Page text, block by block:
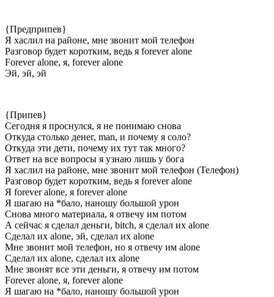
{Предприпев}
Я хаслил на районе, мне звонит мой телефон
Разговор будет коротким, ведь я forever alone
Forever alone, я, forever alone
Эй, эй, эй
{Припев}
Сегодня я проснулся, я не понимаю снова
Откуда столько денег, man, и почему я соло?
Откуда эти дети, почему их тут так много?
Ответ на все вопросы я узнаю лишь у бога
Я хаслил на районе, мне звонит мой телефон (Телефон)
Разговор будет коротким, ведь я forever alone
Я forever alone, я forever alone
Я шагаю на *бало, наношу большой урон
Снова много материала, я отвечу им потом
А сейчас я сделал деньги, bitch, я сделал их alone
Сделал их alone, эй, сделал их alone
Мне звонит мой телефон, но я отвечу им alone
Сделал их alone, сделал их alone
Мне звонят все эти деньги, я отвечу им потом
Forever alone, я, forever alone
Я шагаю на *бало, наношу большой урон